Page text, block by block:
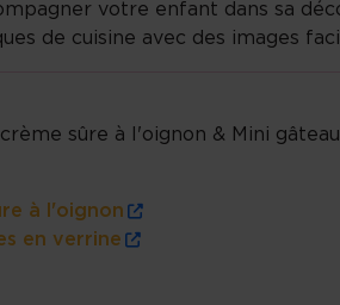
votre enfant dans sa
de cuisine avec des images
sûre à l'oignon & Mini
à l'oignon
en verrine